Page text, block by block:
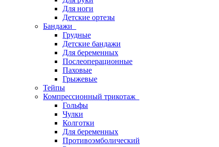
Для ноги
Детские ортезы
Бандажи
Грудные
Детские бандажи
Для беременных
Послеоперационные
Паховые
Грыжевые
Тейпы
Компрессионный трикотаж
Гольфы
Чулки
Колготки
Для беременных
Противоэмболический